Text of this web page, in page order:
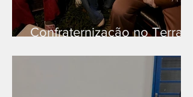
Confraternização no Terra